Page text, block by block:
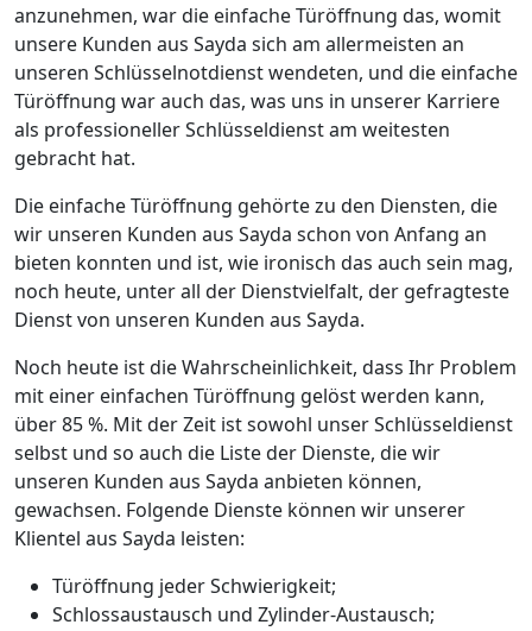
anzunehmen, war die einfache Türöffnung das, womit
unsere Kunden aus Sayda sich am allermeisten an
unseren Schlüsselnotdienst wendeten, und die einfache
Türöffnung war auch das, was uns in unserer Karriere
als professioneller Schlüsseldienst am weitesten
gebracht hat.
Die einfache Türöffnung gehörte zu den Diensten, die
wir unseren Kunden aus Sayda schon von Anfang an
bieten konnten und ist, wie ironisch das auch sein mag,
noch heute, unter all der Dienstvielfalt, der gefragteste
Dienst von unseren Kunden aus Sayda.
Noch heute ist die Wahrscheinlichkeit, dass Ihr Problem
mit einer einfachen Türöffnung gelöst werden kann,
über 85 %. Mit der Zeit ist sowohl unser Schlüsseldienst
selbst und so auch die Liste der Dienste, die wir
unseren Kunden aus Sayda anbieten können,
gewachsen. Folgende Dienste können wir unserer
Klientel aus Sayda leisten:
Türöffnung jeder Schwierigkeit;
Schlossaustausch und Zylinder-Austausch;